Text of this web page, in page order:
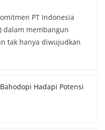
PT Indonesia
dalam membangun
tak hanya diwujudkan
Hadapi Potensi